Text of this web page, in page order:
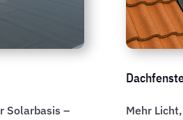
Solarbasis –
Mehr